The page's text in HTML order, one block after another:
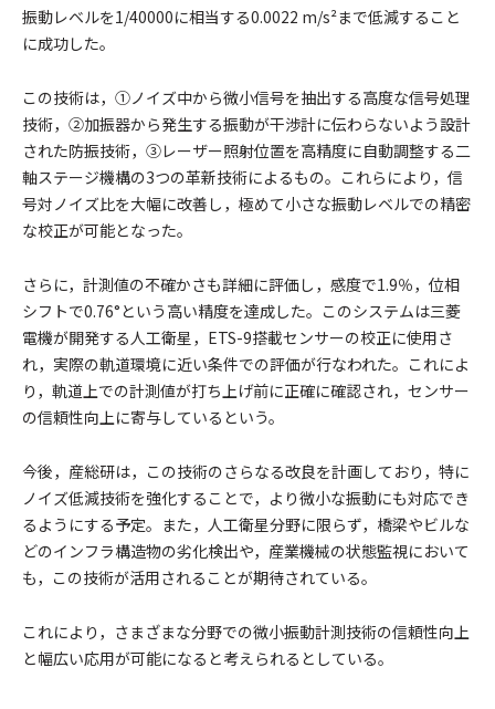
振動レベルを1/40000に相当する0.0022 m/s²まで低減すること
に成功した。
この技術は，①ノイズ中から微小信号を抽出する高度な信号処理
技術，②加振器から発生する振動が干渉計に伝わらないよう設計
された防振技術，③レーザー照射位置を高精度に自動調整する二
軸ステージ機構の3つの革新技術によるもの。これらにより，信
号対ノイズ比を大幅に改善し，極めて小さな振動レベルでの精密
な校正が可能となった。
さらに，計測値の不確かさも詳細に評価し，感度で1.9％，位相
シフトで0.76°という高い精度を達成した。このシステムは三菱
電機が開発する人工衛星，ETS-9搭載センサーの校正に使用さ
れ，実際の軌道環境に近い条件での評価が行なわれた。これによ
り，軌道上での計測値が打ち上げ前に正確に確認され，センサー
の信頼性向上に寄与しているという。
今後，産総研は，この技術のさらなる改良を計画しており，特に
ノイズ低減技術を強化することで，より微小な振動にも対応でき
るようにする予定。また，人工衛星分野に限らず，橋梁やビルな
どのインフラ構造物の劣化検出や，産業機械の状態監視において
も，この技術が活用されることが期待されている。
これにより，さまざまな分野での微小振動計測技術の信頼性向上
と幅広い応用が可能になると考えられるとしている。